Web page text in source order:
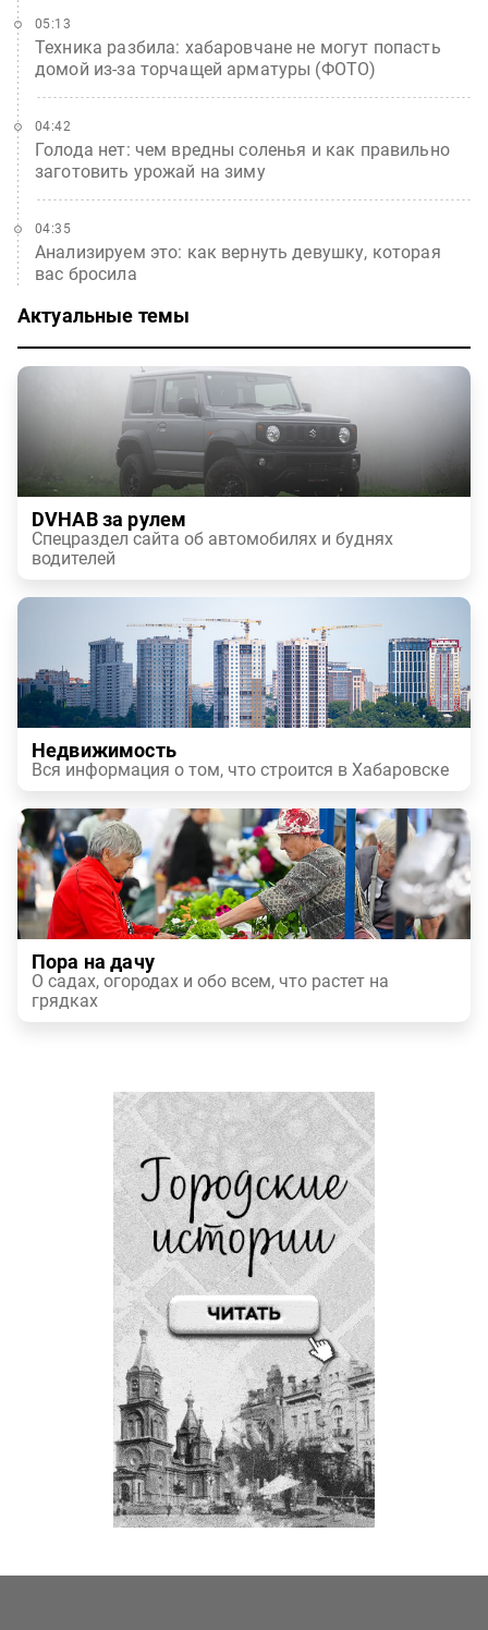
Техника разбила: хабаровчане не могут попасть
домой из-за торчащей арматуры (ФОТО)
05:13
Голода нет: чем вредны соленья и как правильно
заготовить урожай на зиму
04:42
Анализируем это: как вернуть девушку, которая
вас бросила
04:35
Актуальные темы
DVHAB за рулем
Спецраздел сайта об автомобилях и буднях
водителей
Недвижимость
Вся информация о том, что строится в Хабаровске
Пора на дачу
О садах, огородах и обо всем, что растет на
грядках